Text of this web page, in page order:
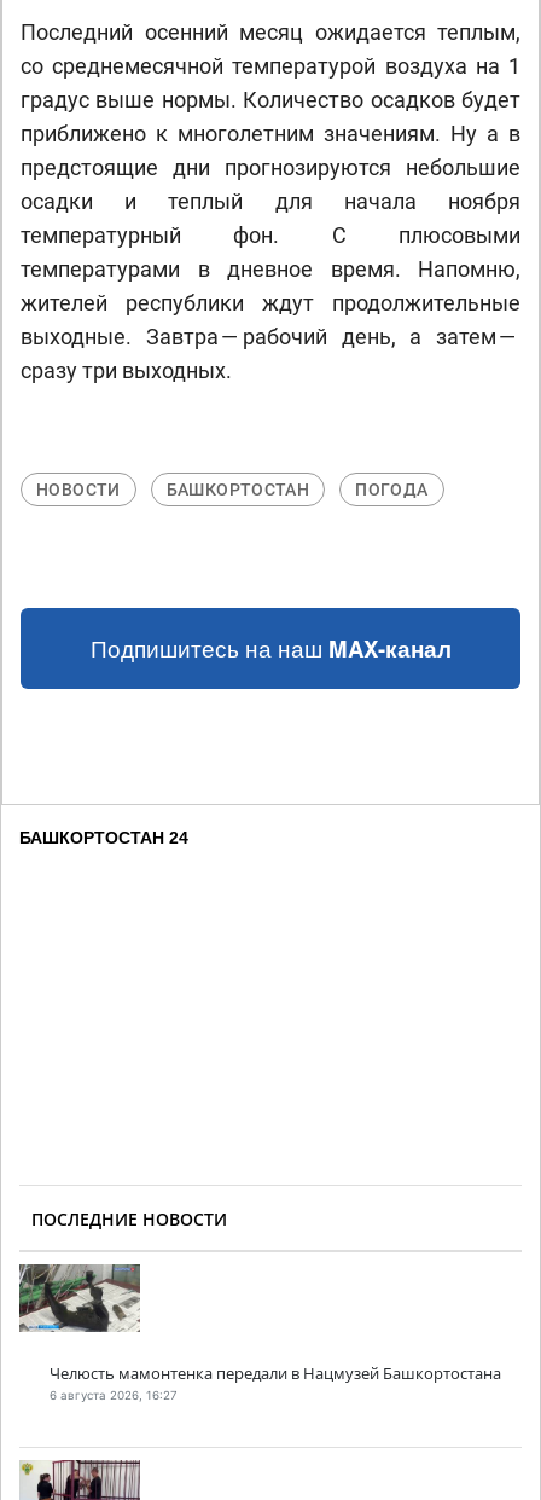
Последний осенний месяц ожидается теплым,
со среднемесячной температурой воздуха на 1
градус выше нормы. Количество осадков будет
приближено к многолетним значениям. Ну а в
предстоящие дни прогнозируются небольшие
осадки и теплый для начала ноября
температурный фон. С плюсовыми
температурами в дневное время. Напомню,
жителей республики ждут продолжительные
выходные. Завтра — рабочий день, а затем —
сразу три выходных.
НОВОСТИ БАШКОРТОСТАН ПОГОДА
Подпишитесь на наш MAX-канал
БАШКОРТОСТАН 24
ПОСЛЕДНИЕ НОВОСТИ
Челюсть мамонтенка передали в Нацмузей Башкортостана
6 августа 2026, 16:27